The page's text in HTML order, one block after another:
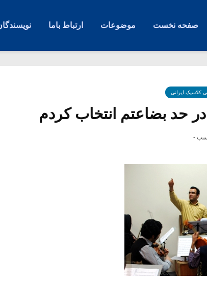
صفحه نخست موضوعات ارتباط باما
کلاسیک ایرانی
حد بضاعتم انتخاب کردم